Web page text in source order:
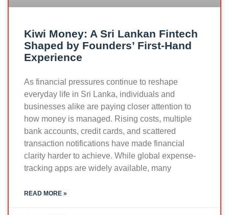
Kiwi Money: A Sri Lankan Fintech
Shaped by Founders’ First-Hand
Experience
As financial pressures continue to reshape
everyday life in Sri Lanka, individuals and
businesses alike are paying closer attention to
how money is managed. Rising costs, multiple
bank accounts, credit cards, and scattered
transaction notifications have made financial
clarity harder to achieve. While global expense-
tracking apps are widely available, many
READ MORE »